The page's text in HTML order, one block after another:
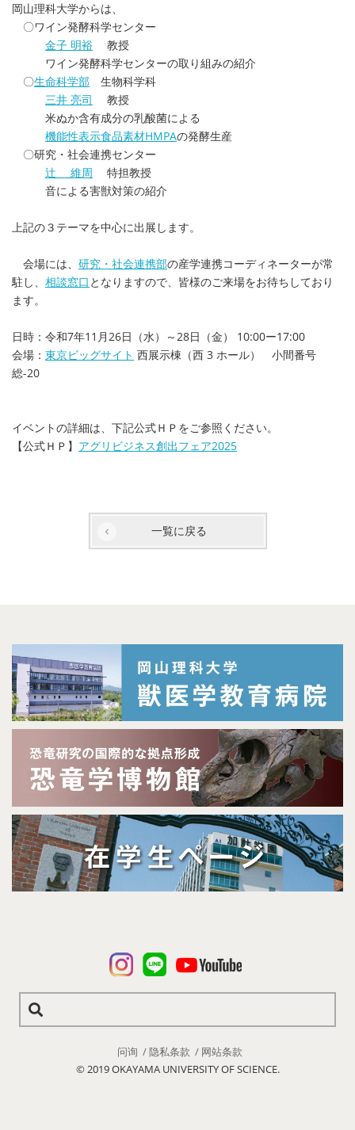
岡山理科大学からは、
〇ワイン発酵科学センター
金子 明裕 教授
ワイン発酵科学センターの取り組みの紹介
〇生命科学部 生物科学科
三井 亮司
教授
米ぬか含有成分の乳酸菌による
機能性表示食品素材HMPAの発酵生産
〇研究・社会連携センター
辻 維周 特担教授
音による害獣対策の紹介
上記の３テーマを中心に出展します。
会場には、 研究・社会連携部の産学連携コーディネーターが常
駐し、 相談窓口 となりますので、皆様のご来場をお待ちしており
ます。
日時：令和7年11月26日（水）～28日（金） 10:00ー17:00
会場： 東京ビッグサイト 西展示棟（西 3 ホール） 小間番号
総-20
イベントの詳細は、下記公式ＨＰをご参照ください。
【公式ＨＰ】 アグリビジネス創出フェア2025
一覧に戻る
问询 隐私条款
网站条款
© 2019 OKAYAMA UNIVERSITY OF SCIENCE.